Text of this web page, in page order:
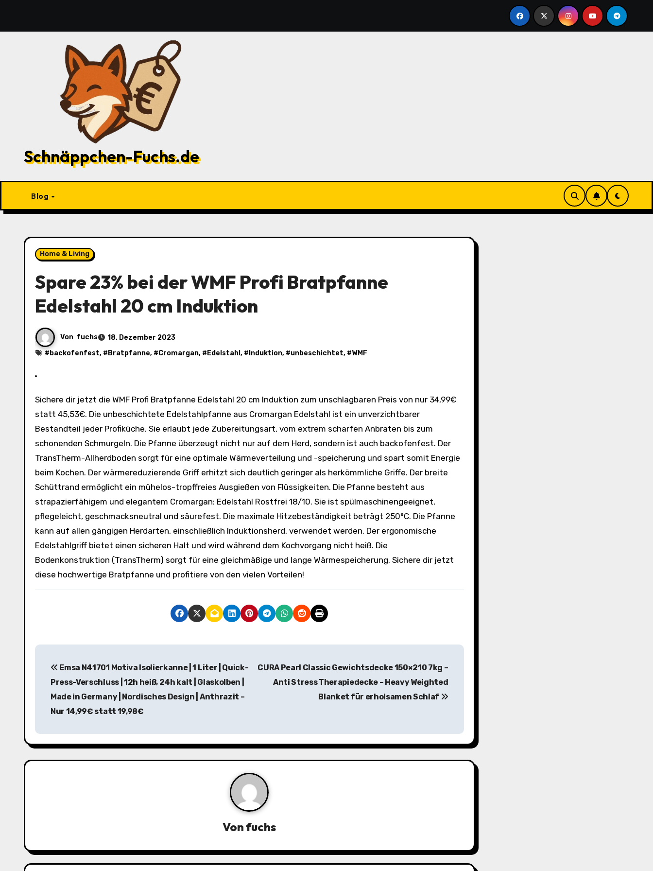
springen
Schnäppchen-Fuchs.de
Blog
Home & Living
Spare 23% bei der WMF Profi Bratpfanne
Edelstahl 20 cm Induktion
Von fuchs
18. Dezember 2023
# backofenfest, # Bratpfanne, #Cromargan, # Edelstahl , # Induktion, #unbeschichtet, #WMF
Sichere dir jetzt die WMF Profi Bratpfanne Edelstahl 20 cm Induktion zum unschlagbaren Preis von nur 34,99€
statt 45,53€. Die unbeschichtete Edelstahlpfanne aus Cromargan Edelstahl ist ein unverzichtbarer
Bestandteil jeder Profiküche. Sie erlaubt jede Zubereitungsart, vom extrem scharfen Anbraten bis zum
schonenden Schmurgeln. Die Pfanne überzeugt nicht nur auf dem Herd, sondern ist auch backofenfest. Der
TransTherm-Allherdboden sorgt für eine optimale Wärmeverteilung und -speicherung und spart somit Energie
beim Kochen. Der wärmereduzierende Griff erhitzt sich deutlich geringer als herkömmliche Griffe. Der breite
Schüttrand ermöglicht ein mühelos-tropffreies Ausgießen von Flüssigkeiten. Die Pfanne besteht aus
strapazierfähigem und elegantem Cromargan: Edelstahl Rostfrei 18/10. Sie ist spülmaschinengeeignet,
pflegeleicht, geschmacksneutral und säurefest. Die maximale Hitzebeständigkeit beträgt 250°C. Die Pfanne
kann auf allen gängigen Herdarten, einschließlich Induktionsherd, verwendet werden. Der ergonomische
Edelstahlgriff bietet einen sicheren Halt und wird während dem Kochvorgang nicht heiß. Die
Bodenkonstruktion (TransTherm) sorgt für eine gleichmäßige und lange Wärmespeicherung. Sichere dir jetzt
diese hochwertige Bratpfanne und profitiere von den vielen Vorteilen!
B
r
a
v
Emsa N41701 Motiva Isolierkanne | 1 Liter | Quick-
Press-Verschluss | 12h heiß, 24h kalt | Glaskolben |
Made in Germany | Nordisches Design | Anthrazit –
Nur 14,99€ statt 19,98€
CURA Pearl Classic Gewichtsdecke 150×210 7kg –
Anti Stress Therapiedecke – Heavy Weighted
Blanket für erholsamen Schlaf
Vonfuchs